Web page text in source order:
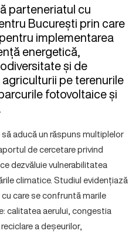
parteneriatul cu
București prin care
implementarea
energetică,
și de
pe terenurile
fotovoltaice și
aducă un răspuns multiplelor
de cercetare privind
dezvăluie vulnerabilitatea
climatice. Studiul evidențiază
care se confruntă marile
calitatea aerului, congestia
a deșeurilor,